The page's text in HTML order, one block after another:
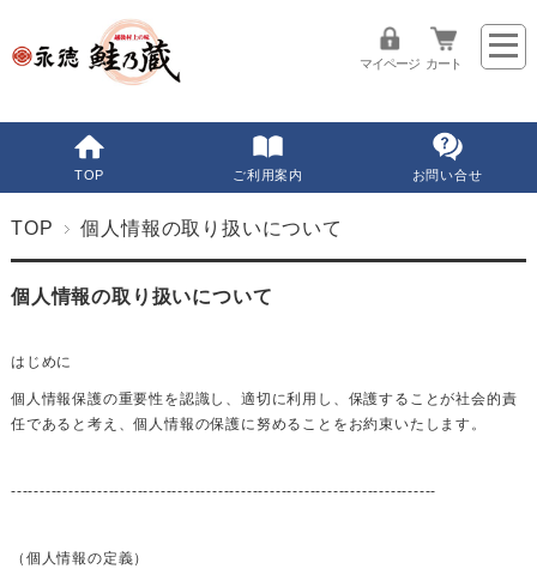
マイページ カート
TOP ご利用案内 お問い合せ
TOP 個人情報の取り扱いについて
個人情報の取り扱いについて
はじめに
個人情報保護の重要性を認識し、適切に利用し、保護することが社会的責
任であると考え、個人情報の保護に努めることをお約束いたします。
--------------------------------------------------------------------------
（個人情報の定義）